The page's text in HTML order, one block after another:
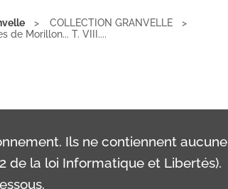
COLLECTION GRANVELLE
de Morillon... T. VIII....
Ils ne contiennent aucune
de la loi Informatique et Libertés).